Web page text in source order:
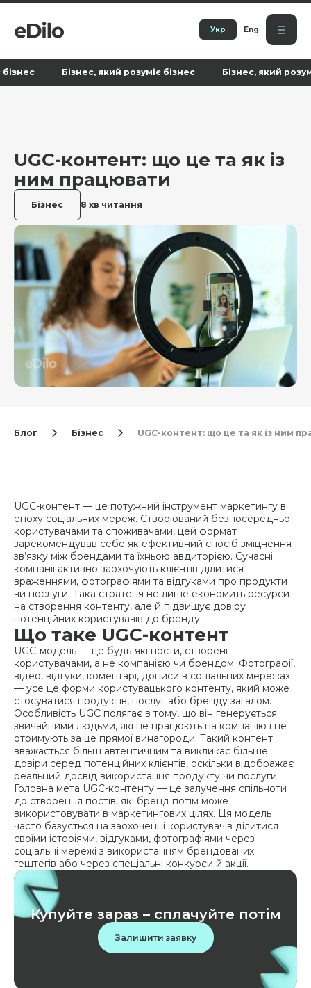
Укр Eng
який розуміє бізнес Бізнес, який розуміє
UGC-контент: що це та як із
ним працювати
Бізнес 8 хв читання
Блог Бізнес UGC-контент: що це та як із ним
UGC-контент — це потужний інструмент маркетингу в
епоху соціальних мереж. Створюваний безпосередньо
користувачами та споживачами, цей формат
зарекомендував себе як ефективний спосіб зміцнення
зв’язку між брендами та їхньою авдиторією. Сучасні
компанії активно заохочують клієнтів ділитися
враженнями, фотографіями та відгуками про продукти
чи послуги. Така стратегія не лише економить ресурси
на створення контенту, але й підвищує довіру
потенційних користувачів до бренду.
Що таке UGC-контент
UGC-модель — це будь-які пости, створені
користувачами, а не компанією чи брендом. Фотографії,
відео, відгуки, коментарі, дописи в соціальних мережах
— усе це форми користувацького контенту, який може
стосуватися продуктів, послуг або бренду загалом.
Особливість UGC полягає в тому, що він генерується
звичайними людьми, які не працюють на компанію і не
отримують за це прямої винагороди. Такий контент
вважається більш автентичним та викликає більше
довіри серед потенційних клієнтів, оскільки відображає
реальний досвід використання продукту чи послуги.
Головна мета UGC-контенту — це залучення спільноти
до створення постів, які бренд потім може
використовувати в маркетингових цілях. Ця модель
часто базується на заохоченні користувачів ділитися
своїми історіями, відгуками, фотографіями через
соціальні мережі з використанням брендованих
гештегів або через спеціальні конкурси й акції.
Купуйте зараз – сплачуйте потім
Залишити заявку